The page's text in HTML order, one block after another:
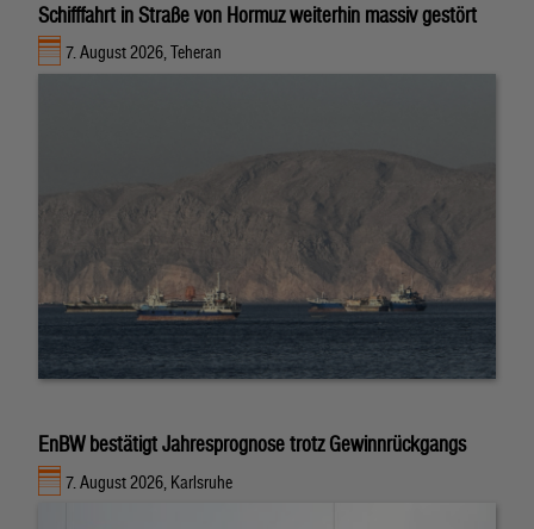
Schifffahrt in Straße von Hormuz weiterhin massiv gestört
7. August 2026, Teheran
EnBW bestätigt Jahresprognose trotz Gewinnrückgangs
7. August 2026, Karlsruhe